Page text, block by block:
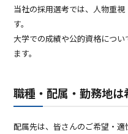
当社の採用選考では、人物重
す。
大学での成績や公的資格につ
ます。
職種・配属・勤務地は
配属先は、皆さんのご希望・